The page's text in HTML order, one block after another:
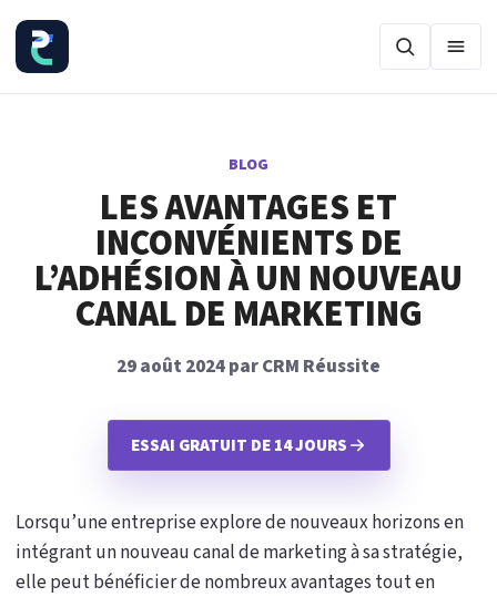
BLOG
LES AVANTAGES ET
INCONVÉNIENTS DE
L’ADHÉSION À UN NOUVEAU
CANAL DE MARKETING
29 août 2024 par CRM Réussite
ESSAI GRATUIT DE 14 JOURS
Lorsqu’une entreprise explore de nouveaux horizons en
intégrant un nouveau canal de marketing à sa stratégie,
elle peut bénéficier de nombreux avantages tout en